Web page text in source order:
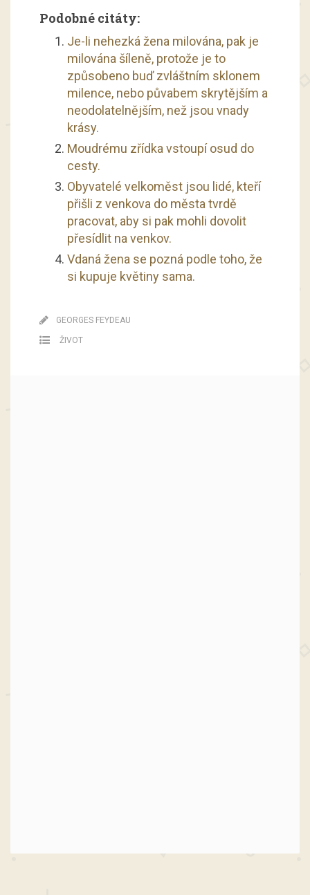
Podobné citáty:
Je-li nehezká žena milována, pak je
milována šíleně, protože je to
způsobeno buď zvláštním sklonem
milence, nebo půvabem skrytějším a
neodolatelnějším, než jsou vnady
krásy.
Moudrému zřídka vstoupí osud do
cesty.
Obyvatelé velkoměst jsou lidé, kteří
přišli z venkova do města tvrdě
pracovat, aby si pak mohli dovolit
přesídlit na venkov.
Vdaná žena se pozná podle toho, že
si kupuje květiny sama.
GEORGES FEYDEAU
ŽIVOT